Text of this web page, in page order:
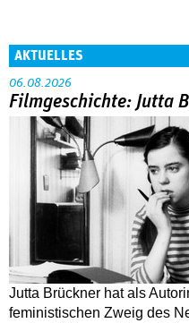
AKTUELLES
06.08.2026
Filmgeschichte: Jutta
Jutta Brückner hat als
feministischen Zweig des